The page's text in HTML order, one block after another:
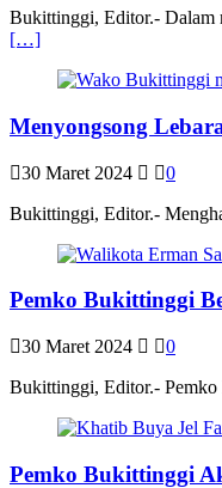
Bukittinggi, Editor.- Dalam
[…]
Menyongsong
30 Maret 2024
0
Bukittinggi, Editor.-
Pemko Bukittinggi
30 Maret 2024
0
Bukittinggi, Editor.- Pemko
Pemko Bukittinggi